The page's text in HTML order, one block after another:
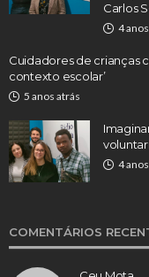
Carlos
4
Cuidadores de crianças
contexto escolar’
5 anos atrás
4
COMENTÁRIOS